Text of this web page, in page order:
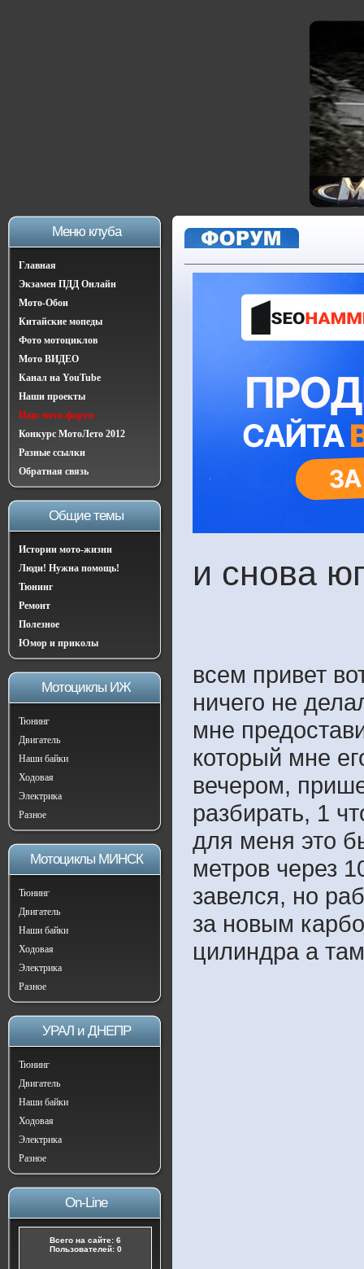
Меню клуба
Главная
Экзамен ПДД Онлайн
Мото-Обои
Китайские мопеды
Фото мотоциклов
Мото ВИДЕО
Канал на YouTube
Наши проекты
Наш мото-форум
Конкурс МотоЛето 2012
Разные ссылки
Обратная связь
Общие темы
Истории мото-жизни
Люди! Нужна помощь!
Тюнинг
Ремонт
Полезное
Юмор и приколы
Мотоциклы ИЖ
Тюнинг
Двигатель
Наши байки
Ходовая
Электрика
Разное
Мотоциклы МИНСК
Тюнинг
Двигатель
Наши байки
Ходовая
Электрика
Разное
УРАЛ и ДНЕПР
Тюнинг
Двигатель
Наши байки
Ходовая
Электрика
Разное
On-Line
Всего на сайте: 6
Пользователей: 0
и снова
всем привет
ничего не
мне
который мне
вечером,
разбирать, 1
для меня это
метров через
завелся, но
за новым
цилиндра а